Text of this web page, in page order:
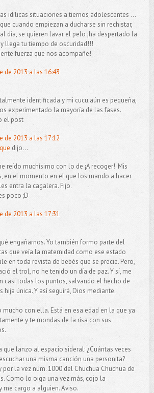
idílicas situaciones a tiernos adolescentes ...
cuando empiezan a ducharse sin rechistar,
día, se quieren lavar el pelo ¡ha despertado la
llega tu tiempo de oscuridad!!!
fuerza que nos acompañe!
de 2013 a las 16:43
identificada y mi cucu aún es pequeña,
experimentado la mayoría de las fases.
el post
de 2013 a las 17:12
dijo...
reído muchísimo con lo de ¡A recoger!. Mis
en el momento en el que los mando a hacer
entra la cagalera. Fijo.
poco ;D
de 2013 a las 17:31
engañarnos. Yo también formo parte del
que veía la maternidad como ese estado
en toda revista de bebés que se precie. Pero,
el trol, no he tenido un día de paz. Y sí, me
casi todas los puntos, salvando el hecho de
hija única. Y así seguirá, Dios mediante.
mucho con ella. Está en esa edad en la que ya
y te mondas de la risa con sus
que lanzo al espacio sideral: ¿Cuántas veces
una misma canción una personita?
por la vez núm. 1000 del Chuchua Chuchua de
Como lo oiga una vez más, cojo la
me cargo a alguien. Aviso.